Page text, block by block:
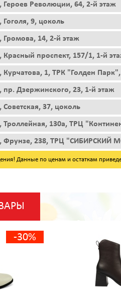
Героев Революции, 64, 2-й этаж
Гоголя, 9, цоколь
Громова, 14, 2-й этаж
Красный проспект, 157/1, 1-й
Курчатова, 1, ТРК "Голден
пр. Дзержинского, 23, 1-й этаж
Советская, 37, цоколь
Троллейная, 130а, ТРЦ
Фрунзе, 238, ТРЦ "СИБИРСКИЙ
Данные по ценам и остаткам
-30%